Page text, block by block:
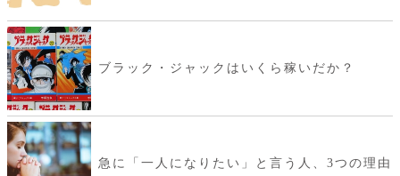
ブラック・ジャックはいくら稼いだか？
急に「一人になりたい」と言う人、3つの理由